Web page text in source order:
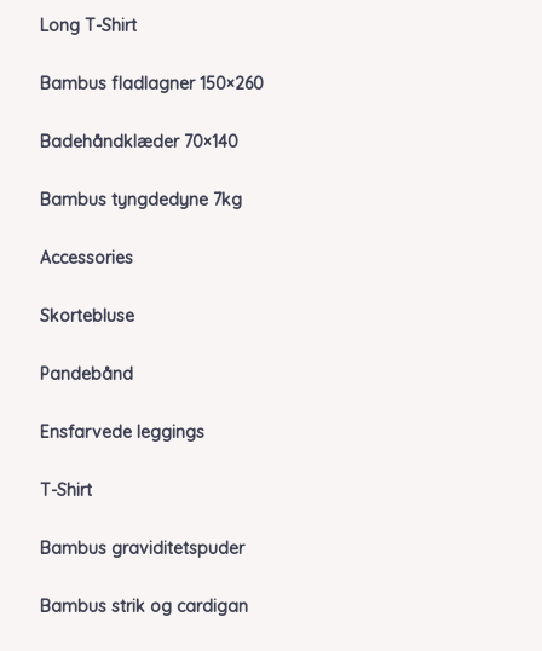
Long T-Shirt
Bambus fladlagner 150×260
Badehåndklæder 70×140
Bambus tyngdedyne 7kg
Accessories
Skortebluse
Pandebånd
Ensfarvede leggings
T-Shirt
Bambus graviditetspuder
Bambus strik og cardigan